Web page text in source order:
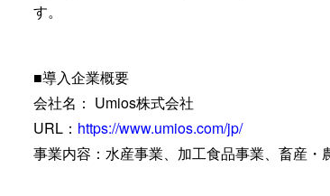
す。
■導入企業概要
会社名： Umios株式会社
URL： https://www.umios.com/jp/
事業内容：水産事業、加工食品事業、畜産・